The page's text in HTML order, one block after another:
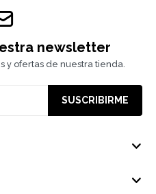
newsletter
y ofertas de nuestra tienda.
SUSCRIBIRME